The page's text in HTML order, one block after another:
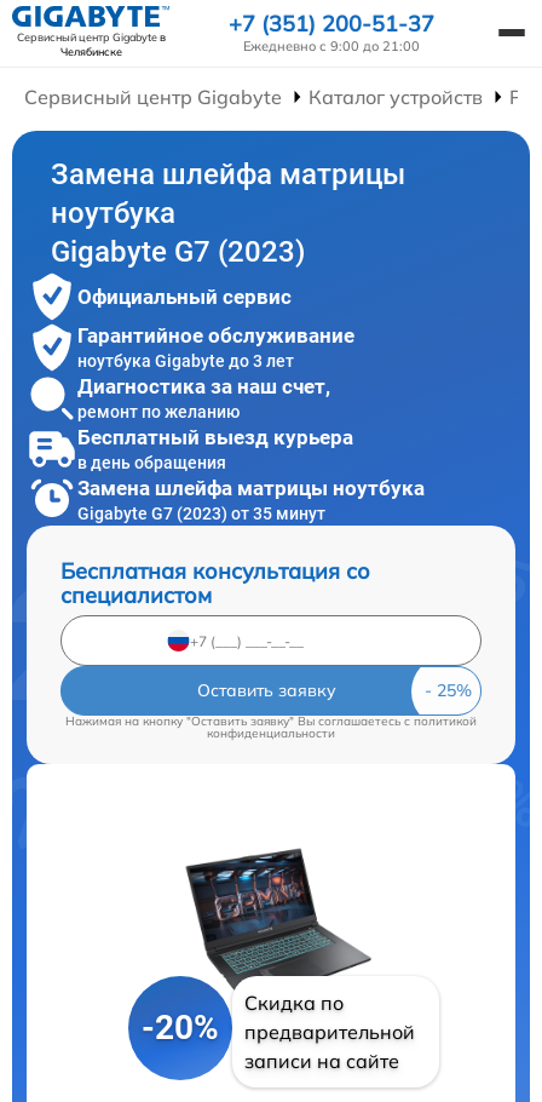
Сервисный центр Gigabyteв
Челябинске
+7 (351) 200-51-37
Ежедневно с 9:00 до 21:00
Сервисный центр Gigabyte Каталог устройств
Замена шлейфа матрицы
ноутбука
Gigabyte G7 (2023)
Официальный сервис
Гарантийное обслуживание
ноутбука Gigabyte до 3 лет
Диагностика за наш счет,
ремонт по желанию
Бесплатный выезд курьера
в день обращения
Замена шлейфа матрицы ноутбука
Gigabyte G7 (2023) от 35 минут
Бесплатная консультация со
специалистом
Оставить заявку
Нажимая на кнопку "Оставить заявку" Вы соглашаетесь c политикой
конфиденциальности
-20%
Скидка по
предварительной
записи на сайте